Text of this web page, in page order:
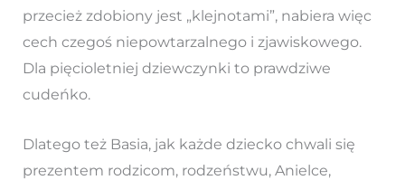
przecież zdobiony jest „klejnotami”, nabiera więc
cech czegoś niepowtarzalnego i zjawiskowego.
Dla pięcioletniej dziewczynki to prawdziwe
cudeńko.
Dlatego też Basia, jak każde dziecko chwali się
prezentem rodzicom, rodzeństwu, Anielce,